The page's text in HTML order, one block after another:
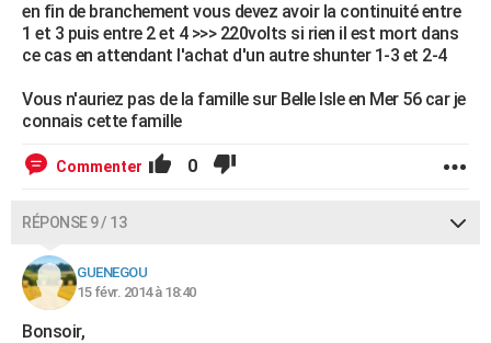
en fin de branchement vous devez avoir la continuité entre
1 et 3 puis entre 2 et 4 >>> 220volts si rien il est mort dans
ce cas en attendant l'achat d'un autre shunter 1-3 et 2-4
Vous n'auriez pas de la famille sur Belle Isle en Mer 56 car je
connais cette famille
Commenter 0
RÉPONSE 9 / 13
GUENEGOU
15 févr. 2014 à 18:40
Bonsoir,